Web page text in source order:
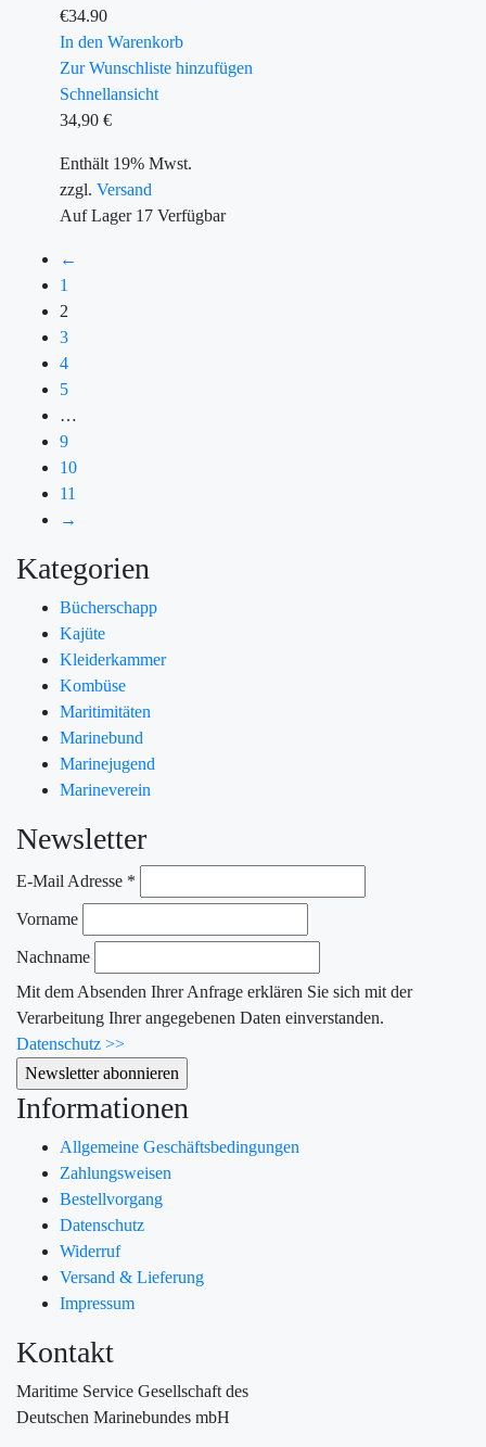
€34.90
In den Warenkorb
Zur Wunschliste hinzufügen
Schnellansicht
34,90 €
Enthält 19% Mwst.
zzgl. Versand
Auf Lager17 Verfügbar
←
1
2
3
4
5
…
9
10
11
→
Kategorien
Bücherschapp
Kajüte
Kleiderkammer
Kombüse
Maritimitäten
Marinebund
Marinejugend
Marineverein
Newsletter
E-Mail Adresse *
Vorname
Nachname
Mit dem Absenden Ihrer Anfrage erklären Sie sich mit der
Verarbeitung Ihrer angegebenen Daten einverstanden.
Datenschutz >>
Informationen
Allgemeine Geschäftsbedingungen
Zahlungsweisen
Bestellvorgang
Datenschutz
Widerruf
Versand & Lieferung
Impressum
Kontakt
Maritime Service Gesellschaft des
Deutschen Marinebundes mbH